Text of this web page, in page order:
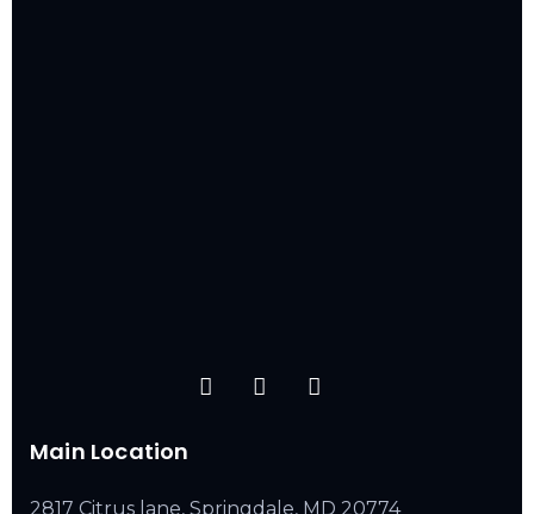
Main Location
2817 Citrus lane, Springdale, MD 20774